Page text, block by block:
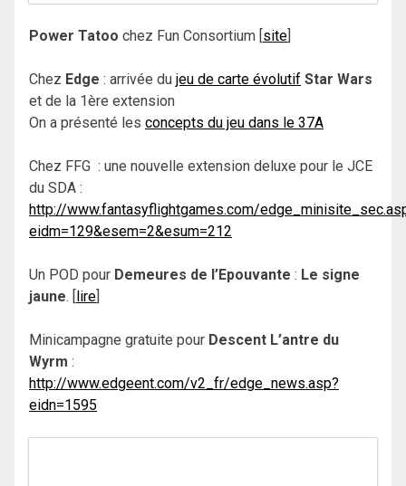
Power Tatoo chez Fun Consortium [ site
Chez Edge : arrivée du jeu de carte évolutif Star Wars
et de la 1ère extension
On a présenté les concepts du jeu dans le 37A
Chez FFG : une nouvelle extension deluxe pour le JCE
du SDA :
http://www.fantasyflightgames.com/
eidm=129&esem=2&esum=212
Un POD pour Demeures de l’Epouvante : Le signe
jaune. [ lire
Minicampagne gratuite pour Descent L’antre du
Wyrm :
http://www.edgeent.com/v2_fr/edge_news.asp?
eidn=1595